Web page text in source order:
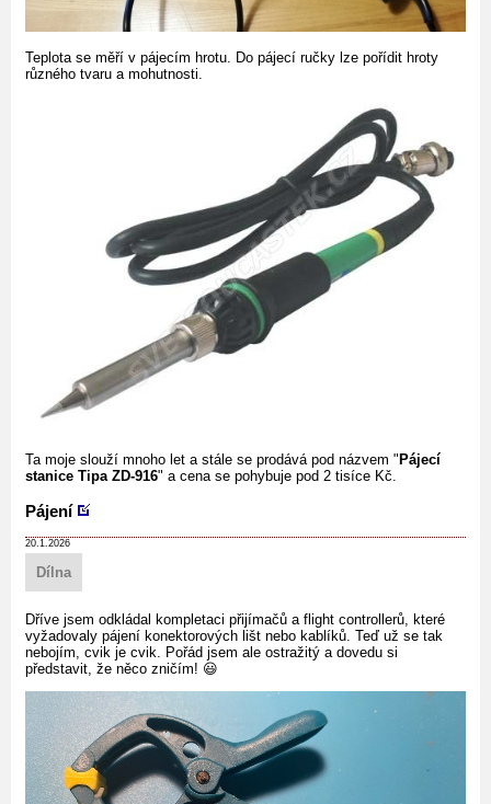
Teplota se měří v pájecím hrotu. Do pájecí ručky lze pořídit hroty
různého tvaru a mohutnosti.
Ta moje slouží mnoho let a stále se prodává pod názvem " Pájecí
stanice Tipa ZD-916" a cena se pohybuje pod 2 tisíce Kč.
Pájení
20.1.2026
Dílna
Dříve jsem odkládal kompletaci přijímačů a flight controllerů, které
vyžadovaly pájení konektorových lišt nebo kablíků. Teď už se tak
nebojím, cvik je cvik. Pořád jsem ale ostražitý a dovedu si
představit, že něco zničím! 😃